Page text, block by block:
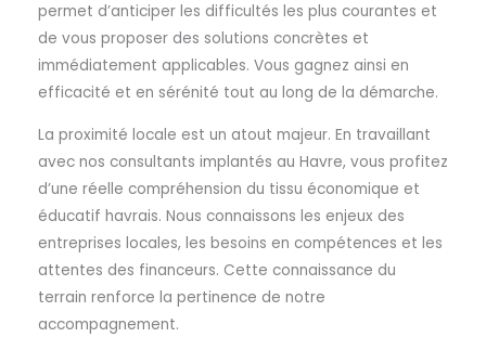
permet d’anticiper les difficultés les plus courantes et
de vous proposer des solutions concrètes et
immédiatement applicables. Vous gagnez ainsi en
efficacité et en sérénité tout au long de la démarche.
La proximité locale est un atout majeur. En travaillant
avec nos consultants implantés au Havre, vous profitez
d’une réelle compréhension du tissu économique et
éducatif havrais. Nous connaissons les enjeux des
entreprises locales, les besoins en compétences et les
attentes des financeurs. Cette connaissance du
terrain renforce la pertinence de notre
accompagnement.